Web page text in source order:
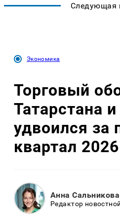
Следующая
Экономика
Торговый
Татарстана
удвоился за
квартал
Анна Сальникова
Редактор